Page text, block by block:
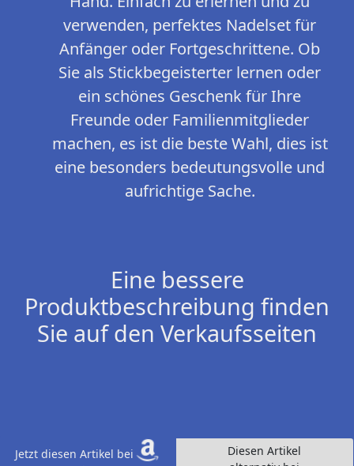
verwenden, perfektes Nadelset für
Anfänger oder Fortgeschrittene. Ob
Sie als Stickbegeisterter lernen oder
ein schönes Geschenk für Ihre
Freunde oder Familienmitglieder
machen, es ist die beste Wahl, dies ist
eine besonders bedeutungsvolle und
aufrichtige Sache.
Eine bessere
Produktbeschreibung finden
Sie auf den Verkaufsseiten
Jetzt diesen Artikel bei
Diesen Artikel